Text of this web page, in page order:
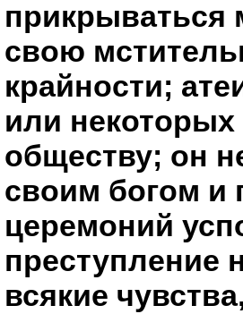
прикрываться
свою
крайности;
или
обществу; он
своим богом и
церемоний
преступление
всякие